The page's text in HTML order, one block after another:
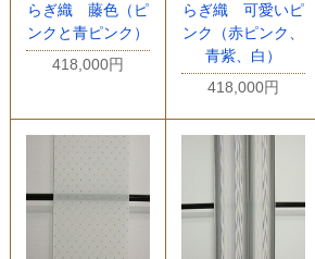
らぎ織 藤色（ピ
ンクと青ピンク）
418,000円
らぎ織 可愛いピ
ンク（赤ピンク、
青紫、白）
418,000円